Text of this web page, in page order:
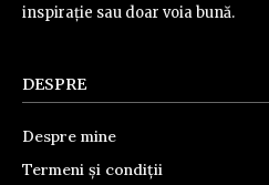
inspirație sau doar voia bună.
DESPRE
Despre mine
Termeni și condiții